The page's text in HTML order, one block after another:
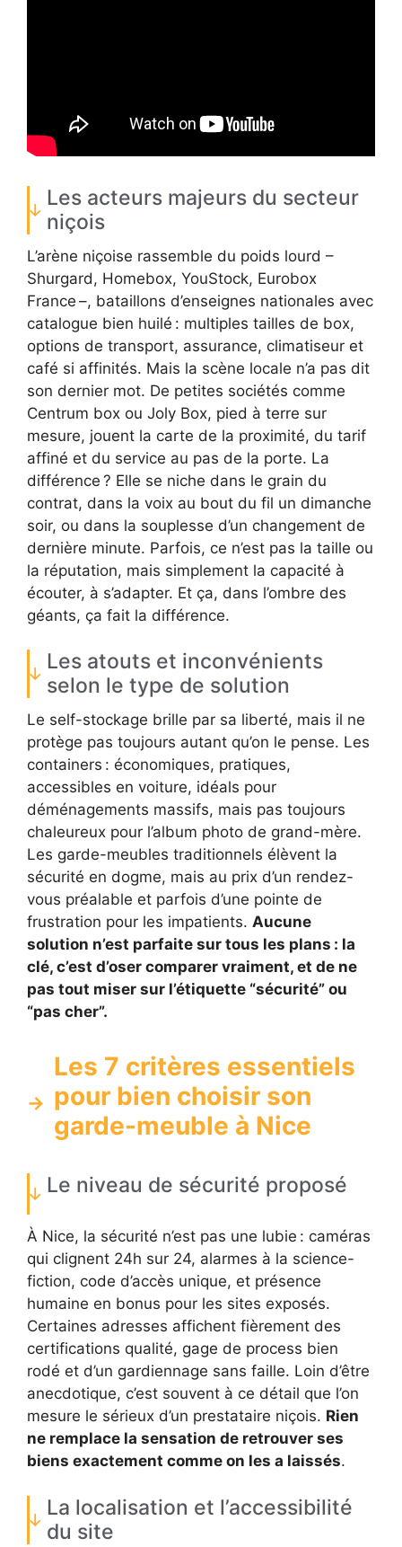
Les acteurs majeurs du secteur
niçois
L’arène niçoise rassemble du poids lourd –
Shurgard, Homebox, YouStock, Eurobox
France –, bataillons d’enseignes nationales avec
catalogue bien huilé : multiples tailles de box,
options de transport, assurance, climatiseur et
café si affinités. Mais la scène locale n’a pas dit
son dernier mot. De petites sociétés comme
Centrum box ou Joly Box, pied à terre sur
mesure, jouent la carte de la proximité, du tarif
affiné et du service au pas de la porte. La
différence ? Elle se niche dans le grain du
contrat, dans la voix au bout du fil un dimanche
soir, ou dans la souplesse d’un changement de
dernière minute. Parfois, ce n’est pas la taille ou
la réputation, mais simplement la capacité à
écouter, à s’adapter. Et ça, dans l’ombre des
géants, ça fait la différence.
Les atouts et inconvénients
selon le type de solution
Le self-stockage brille par sa liberté, mais il ne
protège pas toujours autant qu’on le pense. Les
containers : économiques, pratiques,
accessibles en voiture, idéals pour
déménagements massifs, mais pas toujours
chaleureux pour l’album photo de grand-mère.
Les garde-meubles traditionnels élèvent la
sécurité en dogme, mais au prix d’un rendez-
vous préalable et parfois d’une pointe de
frustration pour les impatients. Aucune
solution n’est parfaite sur tous les plans : la
clé, c’est d’oser comparer vraiment, et de ne
pas tout miser sur l’étiquette “sécurité” ou
“pas cher”.
Les 7 critères essentiels
pour bien choisir son
garde-meuble à Nice
Le niveau de sécurité proposé
À Nice, la sécurité n’est pas une lubie : caméras
qui clignent 24h sur 24, alarmes à la science-
fiction, code d’accès unique, et présence
humaine en bonus pour les sites exposés.
Certaines adresses affichent fièrement des
certifications qualité, gage de process bien
rodé et d’un gardiennage sans faille. Loin d’être
anecdotique, c’est souvent à ce détail que l’on
mesure le sérieux d’un prestataire niçois. Rien
ne remplace la sensation de retrouver ses
biens exactement comme on les a laissés.
La localisation et l’accessibilité
du site